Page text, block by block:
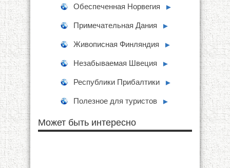
Обеспеченная Норвегия ►
Примечательная Дания ►
Живописная Финляндия ►
Незабываемая Швеция ►
Республики Прибалтики ►
Полезное для туристов ►
Может быть интересно